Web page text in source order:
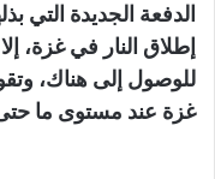
الدفعة الجديدة التي
إطلاق النار في غزة،
للوصول إلى هناك،
غزة عند مستوى ما حتى